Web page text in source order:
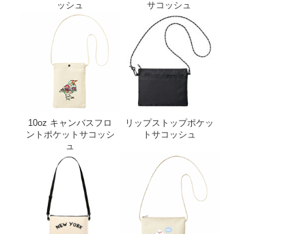
ッシュ
サコッシュ
10oz キャンバスフロ
ントポケットサコッシ
ュ
10oz キャンバスフロントポケットサコッ
リップストップポケッ
トサコッシュ
2WAYサコッシュ